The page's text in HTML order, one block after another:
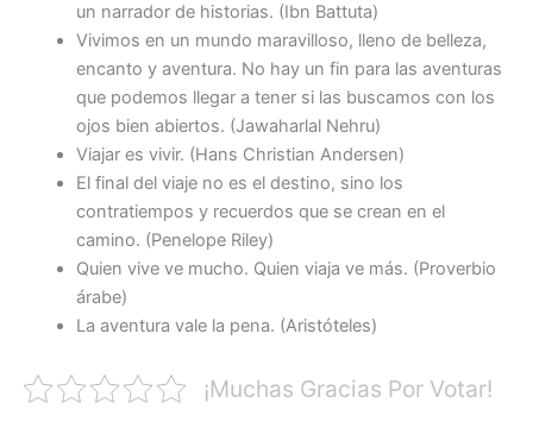
un narrador de historias. (Ibn Battuta)
Vivimos en un mundo maravilloso, lleno de belleza,
encanto y aventura. No hay un fin para las aventuras
que podemos llegar a tener si las buscamos con los
ojos bien abiertos. (Jawaharlal Nehru)
Viajar es vivir. (Hans Christian Andersen)
El final del viaje no es el destino, sino los
contratiempos y recuerdos que se crean en el
camino. (Penelope Riley)
Quien vive ve mucho. Quien viaja ve más. (Proverbio
árabe)
La aventura vale la pena. (Aristóteles)
¡Muchas Gracias Por Votar!